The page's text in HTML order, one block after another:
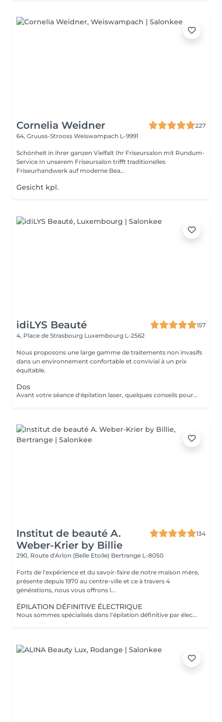
Cornelia Weidner
227
64, Gruuss-Strooss Weiswampach L-9991
Schönheit in ihrer ganzen Vielfalt Ihr Friseursalon mit Rundum-
Service In unserem Friseursalon trifft traditionelles
Friseurhandwerk auf moderne Bea...
Gesicht kpl.
idiLYS Beauté
157
4, Place de Strasbourg Luxembourg L-2562
Nous proposons une large gamme de traitements non invasifs
dans un environnement confortable et convivial à un prix
équitable.
Dos
Avant votre séance d'épilation laser, quelques conseils pour un meilleur confort et un résultat optimal : 1. Rasez la zone à traiter : de préférence la veille avec un rasoir. 2. Venez avec une peau propre et sèche : sans maquillage, crème, parfum, huile ou déodorant. 3. Protégez votre peau : évitez le soleil, l'autobronzant ainsi que les gommages durant les 3 jours précédant la séance.
Institut de beauté A.
Weber-Krier by Billie
134
290, Route d'Arlon (Belle Etoile) Bertrange L-8050
Forts de l'expérience et du savoir-faire de notre maison mère,
présente depuis 1970 au centre-ville et ce à travers 4
générations, nous vous offrons l...
ÉPILATION DÉFINITIVE ÉLECTRIQUE
Nous sommes spécialisés dans l'épilation définitive par électrolyse depuis 1970. Cette méthode d'épilation définitive est incontestée. L'électrolyse permet l'élimination définitive des cellules responsables de la pousse des poils en insérant un filament dans le follicule pileux et en appliquant un courant à grande vitesse adapté au poil et à la région cible. Toutes les couleurs de peau et de cheveux et toutes les régions peuvent être traitées efficacement et sans compromis.